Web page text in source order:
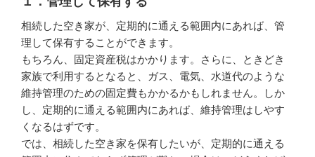
相続した空き家が、定期的に通える範囲内にあれば、管
理して保有することができます。
もちろん、固定資産税はかかります。さらに、ときどき
家族で利用するとなると、ガス、電気、水道代のような
維持管理のための固定費もかかるかもしれません。しか
し、定期的に通える範囲内にあれば、維持管理はしやす
くなるはずです。
では、相続した空き家を保有したいが、定期的に通える